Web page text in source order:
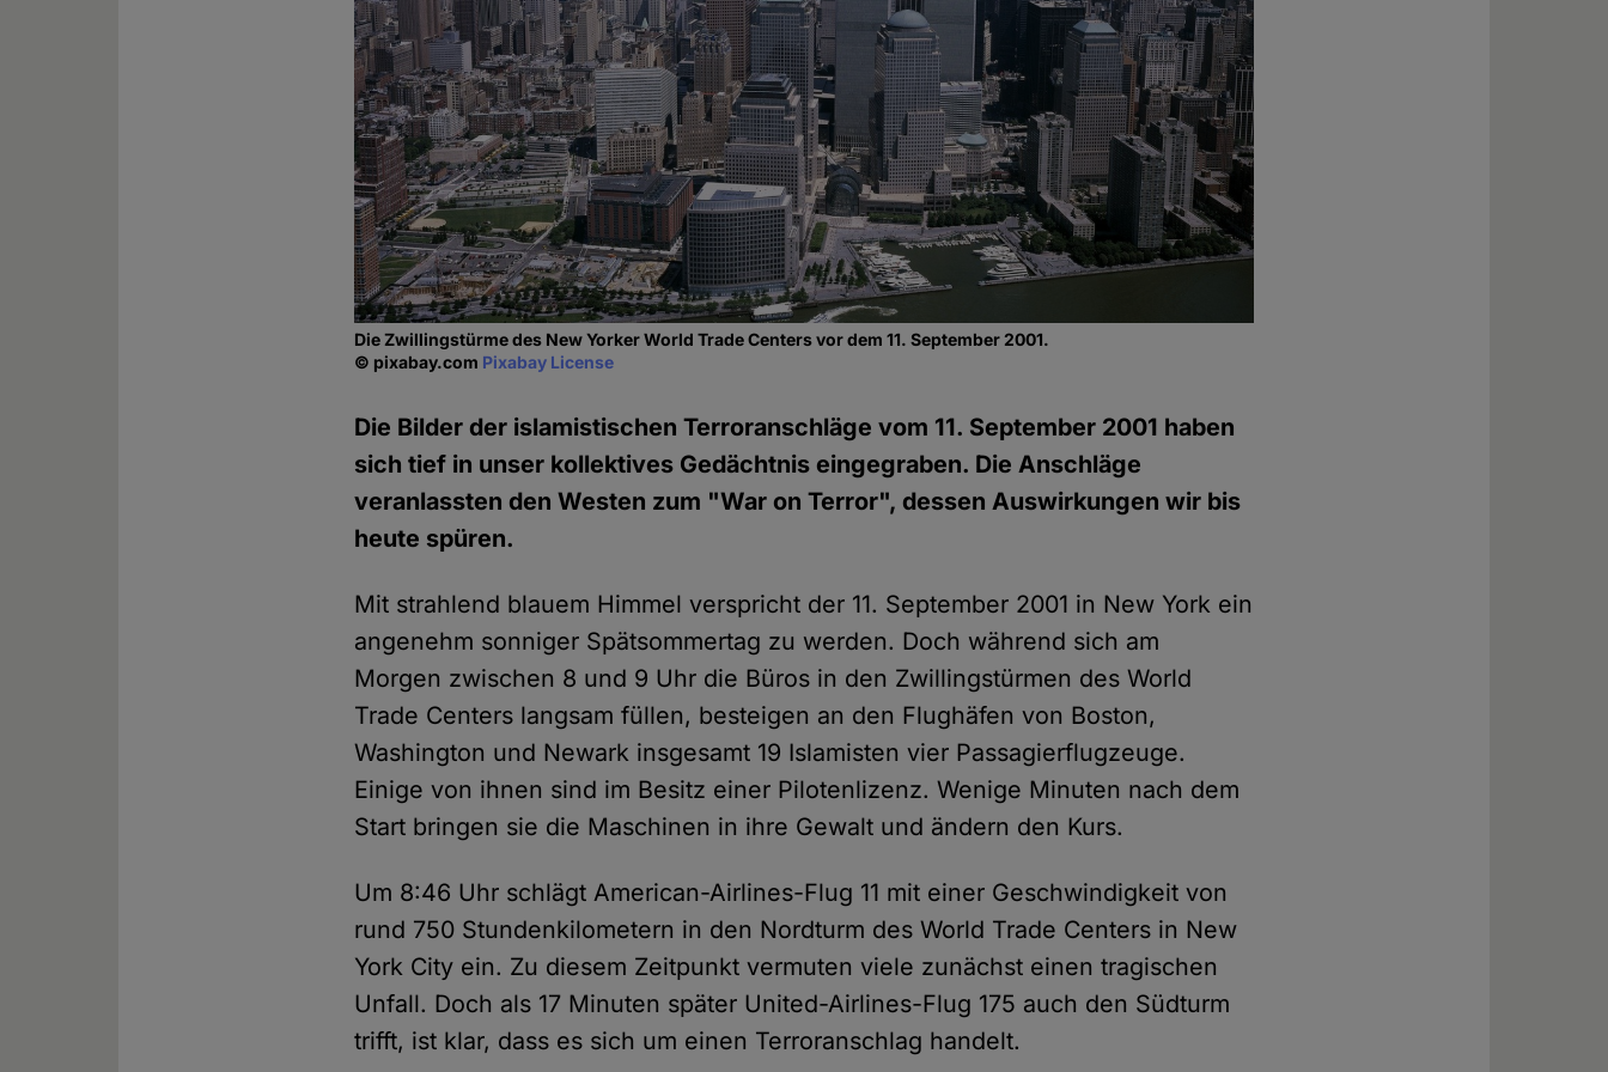
Die Zwillingstürme des New Yorker World Trade Centers vor dem 11. September 2001.
© pixabay.com Pixabay License
Die Bilder der islamistischen Terroranschläge vom 11. September 2001 haben
sich tief in unser kollektives Gedächtnis eingegraben. Die Anschläge
veranlassten den Westen zum "War on Terror", dessen Auswirkungen wir bis
heute spüren.
Mit strahlend blauem Himmel verspricht der 11. September 2001 in New York ein
angenehm sonniger Spätsommertag zu werden. Doch während sich am
Morgen zwischen 8 und 9 Uhr die Büros in den Zwillingstürmen des World
Trade Centers langsam füllen, besteigen an den Flughäfen von Boston,
Washington und Newark insgesamt 19 Islamisten vier Passagierflugzeuge.
Einige von ihnen sind im Besitz einer Pilotenlizenz. Wenige Minuten nach dem
Start bringen sie die Maschinen in ihre Gewalt und ändern den Kurs.
Um 8:46 Uhr schlägt American-Airlines-Flug 11 mit einer Geschwindigkeit von
rund 750 Stundenkilometern in den Nordturm des World Trade Centers in New
York City ein. Zu diesem Zeitpunkt vermuten viele zunächst einen tragischen
Unfall. Doch als 17 Minuten später United-Airlines-Flug 175 auch den Südturm
trifft, ist klar, dass es sich um einen Terroranschlag handelt.